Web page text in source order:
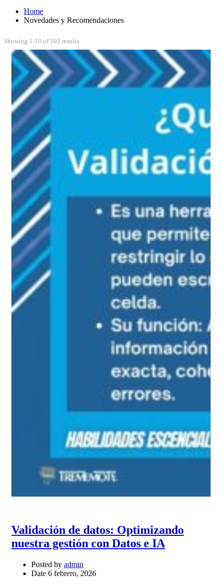
Home
Novedades y Recomendaciones
Showing 1-10 of 102 results
Validación de datos: Optimizando
nuestra gestión con Datos e IA
Posted by admin
Date 6 febrero, 2026